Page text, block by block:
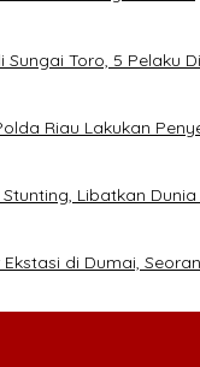
Toro, 5 Pelaku
Riau Lakukan
Libatkan Dunia
di Dumai,